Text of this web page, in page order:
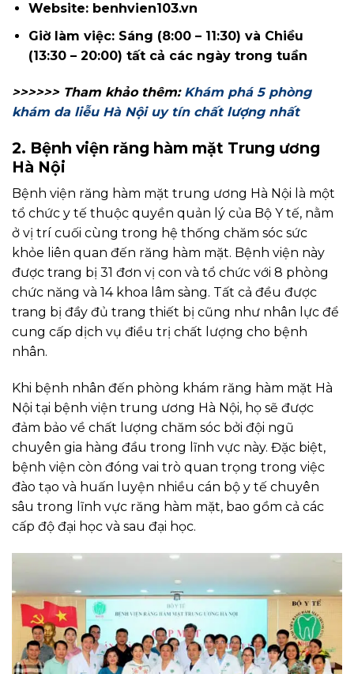
Website: benhvien103.vn
Giờ làm việc: Sáng (8:00 – 11:30) và Chiều
(13:30 – 20:00) tất cả các ngày trong tuần
>>>>>> Tham khảo thêm: Khám phá 5 phòng
khám da liễu Hà Nội uy tín chất lượng nhất
2. Bệnh viện răng hàm mặt Trung ương
Hà Nội
Bệnh viện răng hàm mặt trung ương Hà Nội là một
tổ chức y tế thuộc quyền quản lý của Bộ Y tế, nằm
ở vị trí cuối cùng trong hệ thống chăm sóc sức
khỏe liên quan đến răng hàm mặt. Bệnh viện này
được trang bị 31 đơn vị con và tổ chức với 8 phòng
chức năng và 14 khoa lâm sàng. Tất cả đều được
trang bị đầy đủ trang thiết bị cũng như nhân lực để
cung cấp dịch vụ điều trị chất lượng cho bệnh
nhân.
Khi bệnh nhân đến phòng khám răng hàm mặt Hà
Nội tại bệnh viện trung ương Hà Nội, họ sẽ được
đảm bảo về chất lượng chăm sóc bởi đội ngũ
chuyên gia hàng đầu trong lĩnh vực này. Đặc biệt,
bệnh viện còn đóng vai trò quan trọng trong việc
đào tạo và huấn luyện nhiều cán bộ y tế chuyên
sâu trong lĩnh vực răng hàm mặt, bao gồm cả các
cấp độ đại học và sau đại học.